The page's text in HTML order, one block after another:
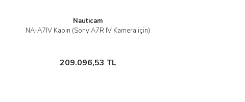
Nauticam
NA-A7IV Kabin (Sony A7R IV Kamera için)
209.096,53 TL
İncele
Stokta Yok